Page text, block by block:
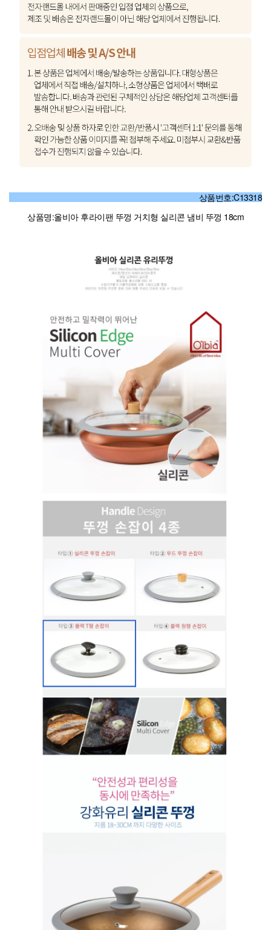
상품번호:C13318
상품명:올비아 후라이팬 뚜껑 거치형 실리콘 냄비 뚜껑 18cm